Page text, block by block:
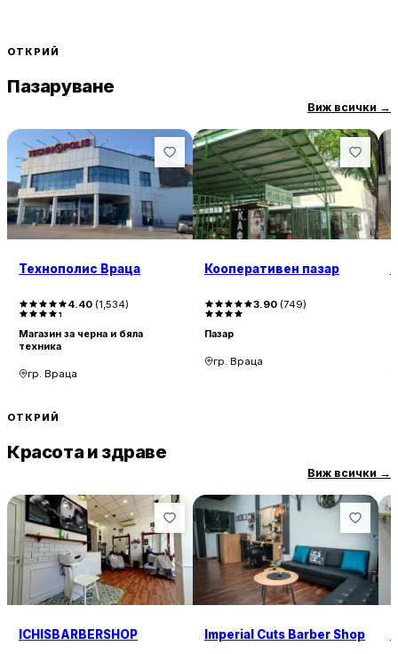
ОТКРИЙ
Пазаруване
Виж всички →
Технополис Враца
4.40 (1,534)
Магазин за черна и бяла
техника
гр. Враца
Кооперативен пазар
3.90 (749)
Пазар
гр. Враца
ОТКРИЙ
Красота и здраве
Виж всички →
ICHISBARBERSHOP Imperial Cuts Barber Shop